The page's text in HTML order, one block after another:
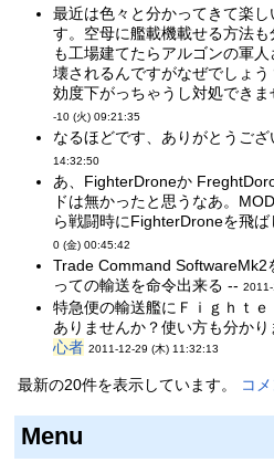
最近は色々と分かってきて楽
す。空母に艦載機載せる方法
も工場建てたらアルゴンの軍
壊されるんですがなぜでしょ
効度下がっちゃうし対処でき
-10 (火) 09:21:35
なるほどです、ありがとうご
14:32:50
あ、FighterDroneか
ドは無かったと思うなあ。
ら戦闘時にFighterDroneを飛
0 (金) 00:45:42
Trade Command SoftwareMk2
っての輸送を命令出来る --
特急便の輸送艦にＦｉｇｈｔ
ありませんか？使い方も分か
心者 2011-12-29 (木) 11:32:13
最新の20件を表示しています。 コ
Menu